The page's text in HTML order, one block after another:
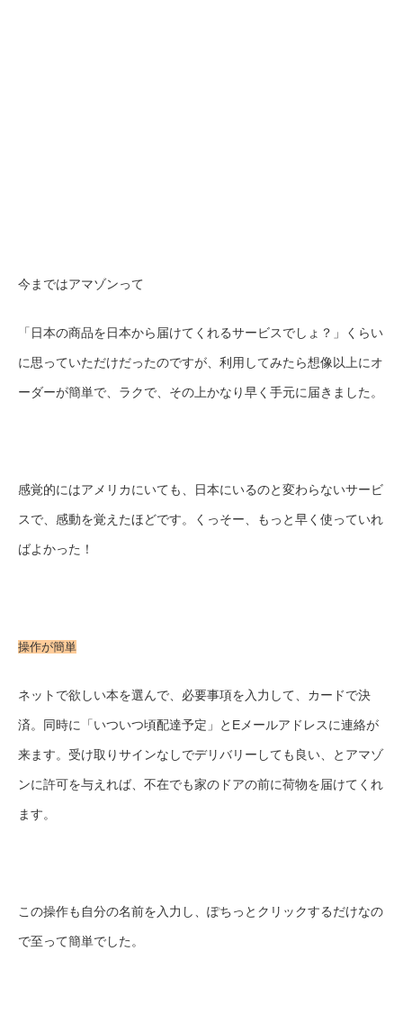
今まではアマゾンって
「日本の商品を日本から届けてくれるサービスでしょ？」くらい
に思っていただけだったのですが、利用してみたら想像以上にオ
ーダーが簡単で、ラクで、その上かなり早く手元に届きました。
感覚的にはアメリカにいても、日本にいるのと変わらないサービ
スで、感動を覚えたほどです。くっそー、もっと早く使っていれ
ばよかった！
操作が簡単
ネットで欲しい本を選んで、必要事項を入力して、カードで決
済。同時に「いついつ頃配達予定」とEメールアドレスに連絡が
来ます。受け取りサインなしでデリバリーしても良い、とアマゾ
ンに許可を与えれば、不在でも家のドアの前に荷物を届けてくれ
ます。
この操作も自分の名前を入力し、ぽちっとクリックするだけなの
で至って簡単でした。